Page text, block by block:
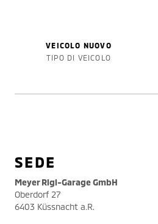
VEICOLO NUOVO
TIPO DI VEICOLO
SEDE
Meyer Rigi-Garage GmbH
Oberdorf 27
6403 Küssnacht a.R.